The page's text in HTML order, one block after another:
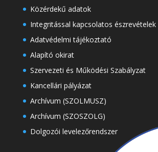
Közérdekű adatok
Integritással kapcsolatos észrevételek
Adatvédelmi tájékoztató
Alapító okirat
Szervezeti és Működési Szabályzat
Kancellári pályázat
Archívum (SZOLMUSZ)
Archívum (SZOSZOLG)
Dolgozói levelezőrendszer